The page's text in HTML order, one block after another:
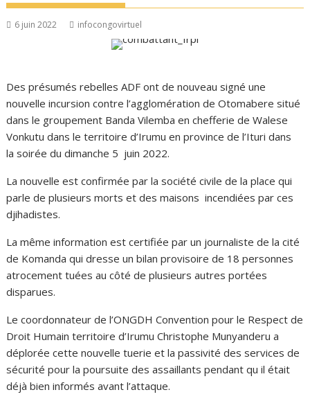
6 juin 2022 infocongovirtuel
Des présumés rebelles ADF ont de nouveau signé une
nouvelle incursion contre l’agglomération de Otomabere situé
dans le groupement Banda Vilemba en chefferie de Walese
Vonkutu dans le territoire d’Irumu en province de l’Ituri dans
la soirée du dimanche 5 juin 2022.
La nouvelle est confirmée par la société civile de la place qui
parle de plusieurs morts et des maisons incendiées par ces
djihadistes.
La même information est certifiée par un journaliste de la cité
de Komanda qui dresse un bilan provisoire de 18 personnes
atrocement tuées au côté de plusieurs autres portées
disparues.
Le coordonnateur de l’ONGDH Convention pour le Respect de
Droit Humain territoire d’Irumu Christophe Munyanderu a
déplorée cette nouvelle tuerie et la passivité des services de
sécurité pour la poursuite des assaillants pendant qu il était
déjà bien informés avant l’attaque.